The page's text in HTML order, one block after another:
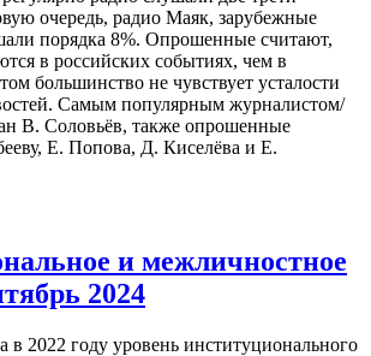
очередь, радио Маяк, зарубежные
порядка 8%. Опрошенные считают,
в российских событиях, чем в
большинство не чувствует усталости
Самым популярным журналистом/
В. Соловьёв, также опрошенные
Е. Попова, Д. Киселёва и Е.
и межличностное
2024
в 2022 году уровень институционального